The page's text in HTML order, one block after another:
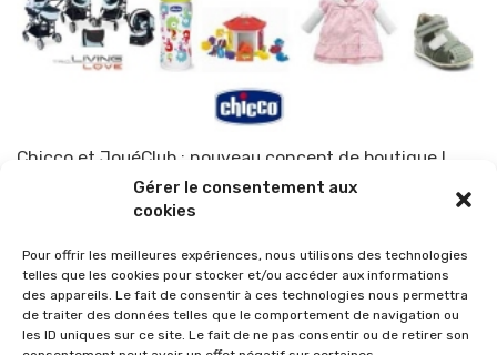
Gérer le consentement aux
cookies
Pour offrir les meilleures expériences, nous utilisons des technologies
telles que les cookies pour stocker et/ou accéder aux informations
des appareils. Le fait de consentir à ces technologies nous permettra
de traiter des données telles que le comportement de navigation ou
les ID uniques sur ce site. Le fait de ne pas consentir ou de retirer son
Chicco et JouéClub : nouveau concept de boutique !
TOP-PARENTS 10 mars 2010